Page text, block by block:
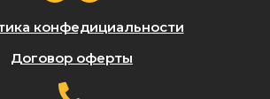
конфедициальности
Договор оферты